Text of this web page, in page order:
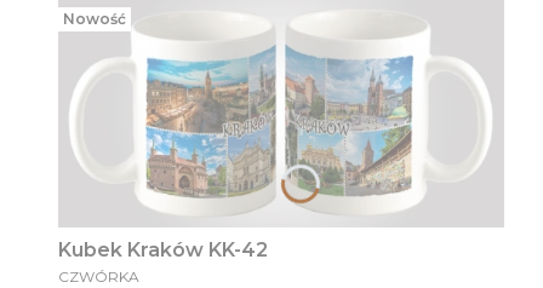
Nowość
Kubek Kraków KK-42
PRODUCENT
CZWÓRKA